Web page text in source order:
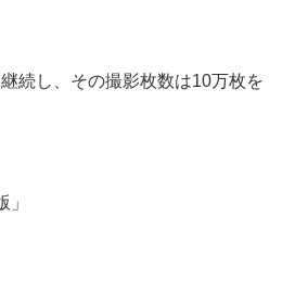
続し、その撮影枚数は10万枚を